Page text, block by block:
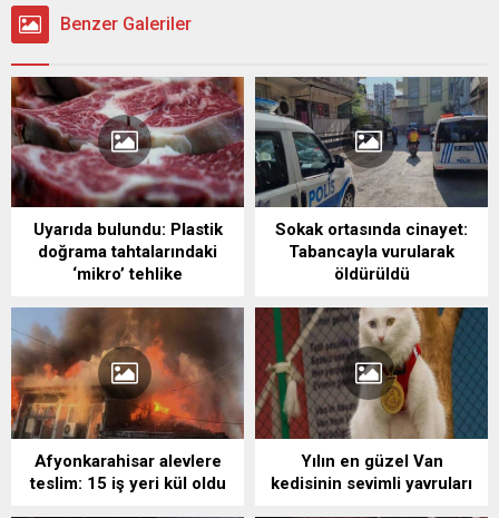
Benzer Galeriler
Uyarıda bulundu: Plastik
doğrama tahtalarındaki
‘mikro’ tehlike
Sokak ortasında cinayet:
Tabancayla vurularak
öldürüldü
Afyonkarahisar alevlere
teslim: 15 iş yeri kül oldu
Yılın en güzel Van
kedisinin sevimli yavruları